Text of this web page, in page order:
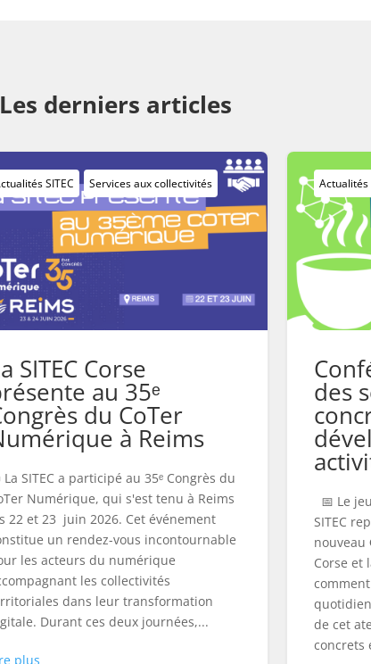
Les derniers articles
SITEC Services aux collectivités
SITEC Corse
au 35ᵉ
du CoTer
à Reims
La SITEC a participé au 35ᵉ Congrès du
Numérique, qui s'est tenu à Reims
22 et 23 juin 2026. Cet événement
un rendez-vous incontournable
les acteurs du numérique
les collectivités
dans leur transformation
Durant ces deux journées,...
plus
Actualités
des
📅 Le
SITEC
nouveau
Corse et
de cet
concrets